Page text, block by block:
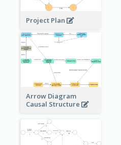
Project Plan
Arrow Diagram
Causal Structure